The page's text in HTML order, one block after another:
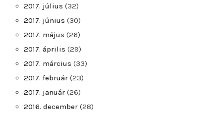
2017. július (32)
2017. június (30)
2017. május (26)
2017. április (29)
2017. március (33)
2017. február (23)
2017. január (26)
2016. december (28)